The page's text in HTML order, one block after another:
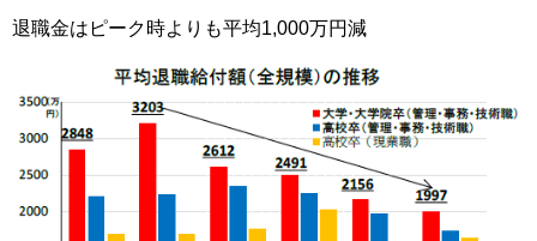
退職金はピーク時よりも平均1,000万円減